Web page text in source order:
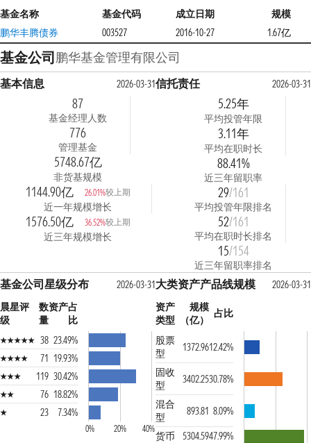
基金名称 基金代码 成立日期
规模
鹏华丰腾债券
003527 2016-10-27 1.67亿
基金公司鹏华基金管理有限公司
基本信息 2026-03-31
87
基金经理人数
776
管理基金
5748.67亿
非货基规模
1144.90亿 26.01%较上期
近一年规模增长
1576.50亿 36.52%较上期
近三年规模增长
信托责任 2026-03-31
5.25年
平均投管年限
3.11年
平均在职时长
88.41%
近三年留职率
29/161
平均投管年限排名
52/161
平均在职时长排名
15/154
近三年留职率排名
基金公司星级分布
2026-03-31
晨星评
级
数
量
资产占
比
38 23.49%
71 19.93%
119 30.42%
76 18.82%
23
7.34%
0% 20% 40%
大类资产产品线规模
2026-03-31
资产
类型
规模
（亿）
占比
股票
型
1372.9612.42%
固收
型
3402.2530.78%
混合
型
893.81 8.09%
货币
5304.5947.99%